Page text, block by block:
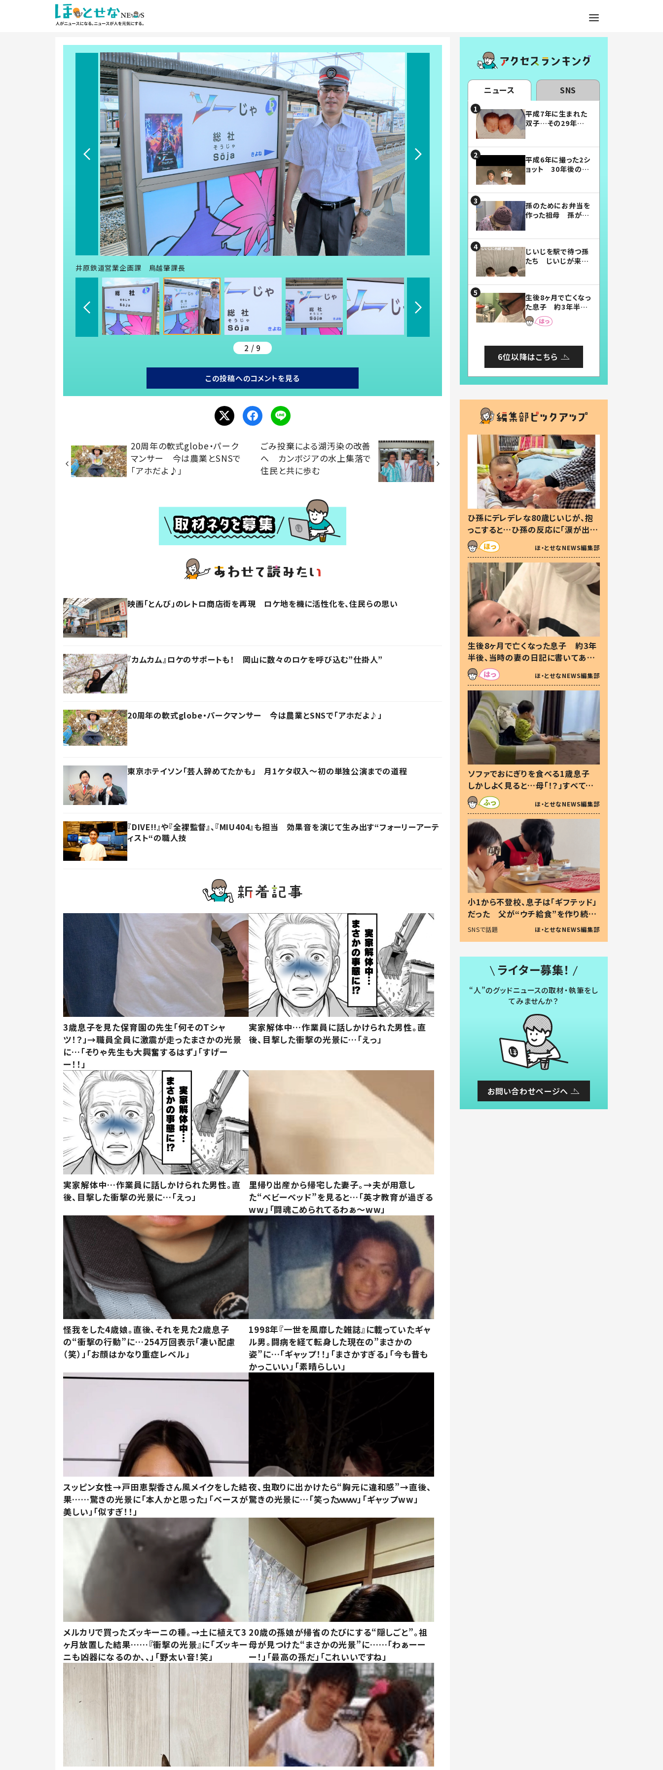
井原鉄道営業企画課 鳥越肇課長
2 / 9
この投稿へのコメントを見る
20周年の軟式globe・パーク
マンサー 今は農業とSNSで
「アホだよ♪」
ごみ投棄による湖汚染の改善
へ カンボジアの水上集落で
住民と共に歩む
映画「とんび」のレトロ商店街を再現 ロケ地を機に活性化を、住民らの思い
『カムカム』ロケのサポートも！ 岡山に数々のロケを呼び込む”仕掛人”
20周年の軟式globe・パークマンサー 今は農業とSNSで「アホだよ♪」
東京ホテイソン「芸人辞めてたかも」 月1ケタ収入～初の単独公演までの道程
『DIVE!!』や『全裸監督』、『MIU404』も担当 効果音を演じて生み出す“フォーリーアーテ
ィスト“の職人技
3歳息子を見た保育園の先生「何そのTシャ
ツ！？」→職員全員に激震が走ったまさかの光景
に…「そりゃ先生も大興奮するはず」「すげー
ー！！」
実家解体中…作業員に話しかけられた男性。直
後、目撃した衝撃の光景に…「えっ」
実家解体中…作業員に話しかけられた男性。直
後、目撃した衝撃の光景に…「えっ」
里帰り出産から帰宅した妻子。→夫が用意し
た“ベビーベッド”を見ると…「英才教育が過ぎる
ww」「闘魂こめられてるわぁ～ww」
怪我をした4歳娘。直後、それを見た2歳息子
の“衝撃の行動”に…254万回表示「凄い配慮
（笑）」「お顔はかなり重症レベル」
1998年『一世を風靡した雑誌』に載っていたギャ
ル男。闘病を経て転身した現在の”まさかの
姿”に…「ギャップ！！」「まさかすぎる」「今も昔も
かっこいい」「素晴らしい」
スッピン女性→戸田恵梨香さん風メイクをした結
果……驚きの光景に「本人かと思った」「ベースが
美しい」「似すぎ！！」
夜、虫取りに出かけたら“胸元に違和感”→直後、
驚きの光景に…「笑ったｗｗｗ」「ギャップww」
メルカリで買ったズッキーニの種。→土に植えて3
ヶ月放置した結果……『衝撃の光景』に「ズッキー
ニも凶器になるのか、、」「野太い音！笑」
20歳の孫娘が帰省のたびにする“隠しごと”。祖
母が見つけた“まさかの光景”に……「わぁーー
ー！」「最高の孫だ」「これいいですね」
ニュース SNS
平成7年に生まれた
双子…その29年後
平成6年に撮った2シ
ョット 30年後の姿
孫のためにお弁当を
作った祖母 孫が絶
じいじを駅で待つ孫
たち じいじが来た
まらない」「幸せにな
れる」
生後8ヶ月で亡くなっ
た息子 約3年半
後、当時の妻の日記
に書いてあった本音
6位以降はこちら
ひ孫にデレデレな80歳じいじが、抱
っこすると…ひ孫の反応に「涙が出ま
した」「可愛くて仕方ない」
ほ・とせなNEWS編集部
生後8ヶ月で亡くなった息子 約3年
半後、当時の妻の日記に書いてあっ
た本音とは
ほ・とせなNEWS編集部
ソファでおにぎりを食べる1歳息子
しかしよく見ると…母「！？」すべてを
察した母の投稿に「可愛いから許
す！」「現行犯〜」
ほ・とせなNEWS編集部
小1から不登校、息子は「ギフテッド」
だった 父が“ウチ給食”を作り続け
る理由とは #令和の親 #令和の子
SNSで話題 ほ・とせなNEWS編集部
ライター募集！
“人”のグッドニュースの取材・執筆をし
てみませんか？
お問い合わせページへ